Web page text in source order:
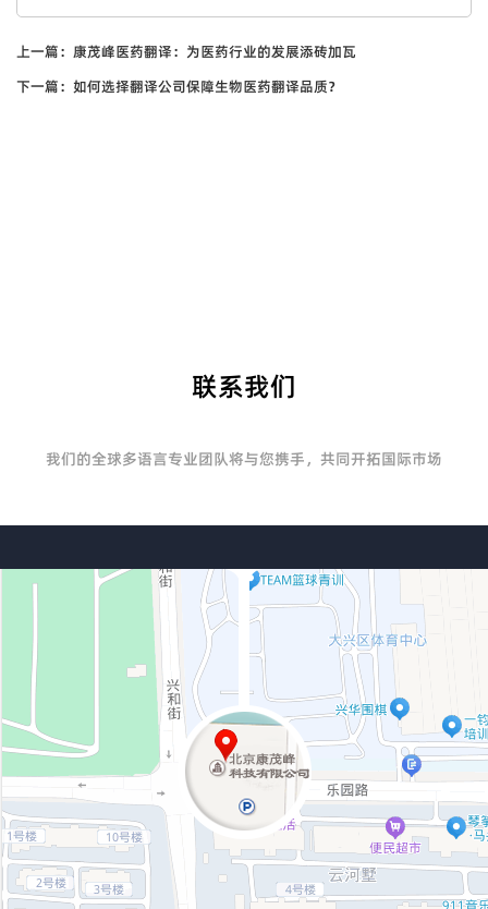
上一篇： 康茂峰医药翻译：为医药行业的发展添砖加瓦
下一篇： 如何选择翻译公司保障生物医药翻译品质？
联系我们
我们的全球多语言专业团队将与您携手，共同开拓国际市场